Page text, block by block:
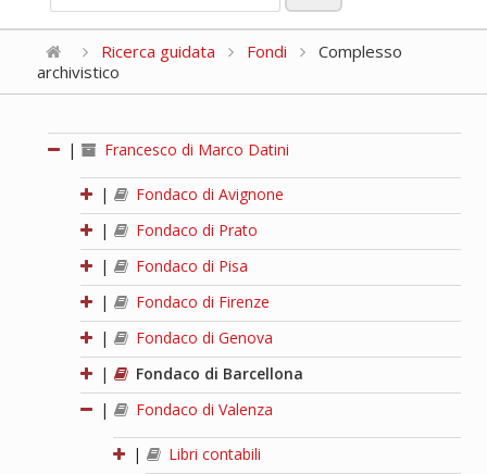
Ricerca guidata Fondi
Complesso
archivistico
| Francesco di Marco Datini
|
Fondaco di Avignone
|
Fondaco di Prato
|
Fondaco di Pisa
|
Fondaco di Firenze
|
Fondaco di Genova
|
Fondaco di Barcellona
|
Fondaco di Valenza
|
Libri contabili